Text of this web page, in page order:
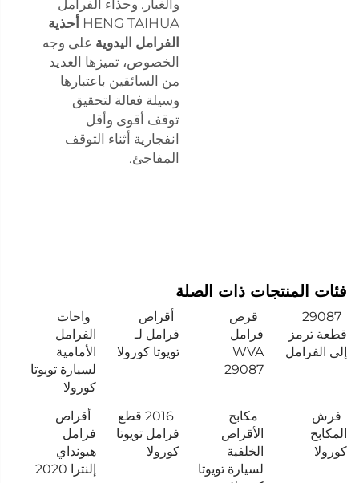
والغبار. وحذاء الفرامل
HENG TAIHUA أحذية
الفرامل اليدوية على وجه
الخصوص، تميزها العديد
من السائقين باعتبارها
وسيلة فعالة لتحقيق
توقف أقوى وأقل
انفجارية أثناء التوقف
المفاجئ.
فئات المنتجات ذات الصلة
29087
قطعة ترمز
إلى الفرامل
قرص
فرامل
WVA
29087
أقراص
فرامل لـ
تويوتا كورولا
واحات
الفرامل
الأمامية
لسيارة تويوتا
كورولا
فرش
المكابح
كورولا
مكابح
الأقراص
الخلفية
لسيارة تويوتا
2016 قطع
فرامل تويوتا
كورولا
أقراص
فرامل
هيونداي
إلنترا 2020